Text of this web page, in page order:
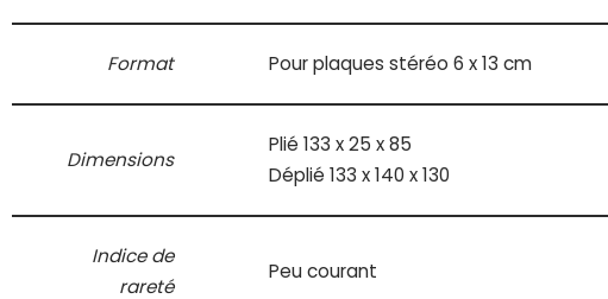
Format Pour plaques stéréo 6 x 13 cm
Dimensions
Plié 133 x 25 x 85
Déplié 133 x 140 x 130
Indice de
rareté
Peu courant